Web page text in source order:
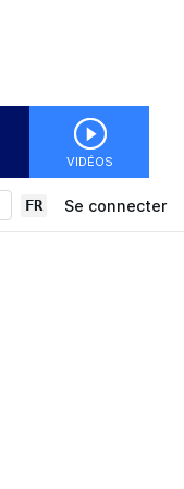
VIDÉOS
FR Se connecter